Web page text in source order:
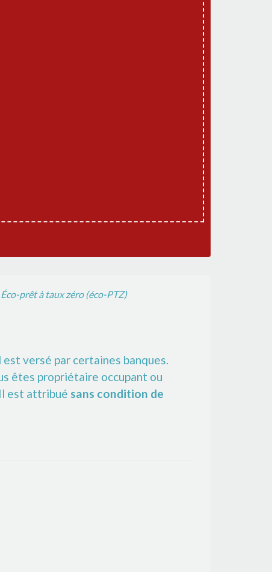
Éco-prêt à taux zéro (éco-PTZ)
versé par certaines banques.
êtes propriétaire occupant ou
est attribué sans condition de